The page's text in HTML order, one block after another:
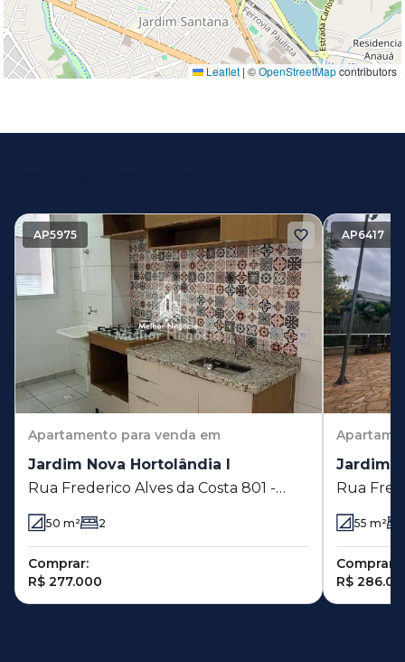
Leaflet | ©OpenStreetMapcontributors
AP5975
Apartamento para venda em
Jardim Nova Hortolândia I
Rua Frederico Alves da Costa 801 -
Jardim Nova Hortolândia I -
Hortolândia - SP
50 m² 2
Comprar:
R$ 277.000
AP6417
Jardim
Rua
Jardim
55 m²
Comprar:
R$